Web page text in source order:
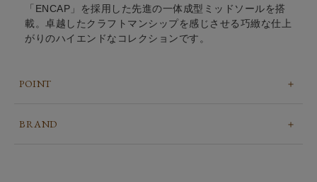
「ENCAP」を採用した先進の一体成型ミッドソールを搭
載。卓越したクラフトマンシップを感じさせる巧緻な仕上
がりのハイエンドなコレクションです。
POINT
BRAND